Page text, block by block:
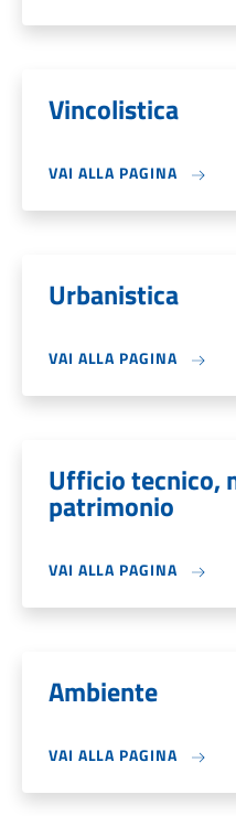
Vincolistica
VAI ALLA PAGINA
Urbanistica
VAI ALLA PAGINA
Ufficio tecnico,
patrimonio
VAI ALLA PAGINA
Ambiente
VAI ALLA PAGINA